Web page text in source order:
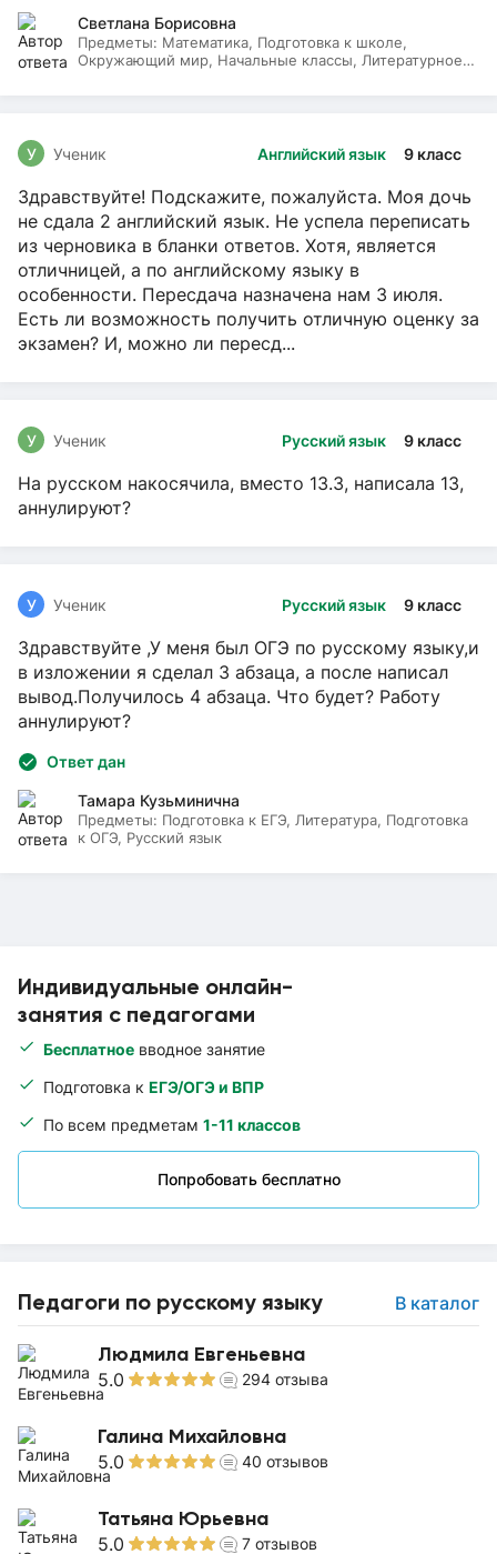
Индивидуальные онлайн-
занятия с педагогами
Бесплатное вводное занятие
Подготовка к ЕГЭ/ОГЭ и ВПР
По всем предметам 1-11 классов
Попробовать бесплатно
Педагоги по русскому языку В каталог
Людмила Евгеньевна
5.0 294 отзыва
Галина Михайловна
5.0 40 отзывов
Татьяна Юрьевна
5.0 7 отзывов
Светлана Борисовна
Предметы: Математика, Подготовка к школе,
Окружающий мир, Начальные классы, Литературное
Английский язык 9 класс
У Ученик
Здравствуйте! Подскажите, пожалуйста. Моя дочь
не сдала 2 английский язык. Не успела переписать
из черновика в бланки ответов. Хотя, является
отличницей, а по английскому языку в
особенности. Пересдача назначена нам 3 июля.
Есть ли возможность получить отличную оценку за
экзамен? И, можно ли пересд...
Русский язык 9 класс
У Ученик
На русском накосячила, вместо 13.3, написала 13,
аннулируют?
Русский язык 9 класс
У Ученик
Здравствуйте ,У меня был ОГЭ по русскому языку,и
в изложении я сделал 3 абзаца, а после написал
вывод.Получилось 4 абзаца. Что будет? Работу
аннулируют?
Ответ дан
Тамара Кузьминична
Предметы: Подготовка к ЕГЭ, Литература, Подготовка
к ОГЭ, Русский язык